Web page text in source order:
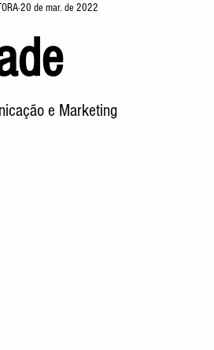
20 de mar. de 2022
e Marketing